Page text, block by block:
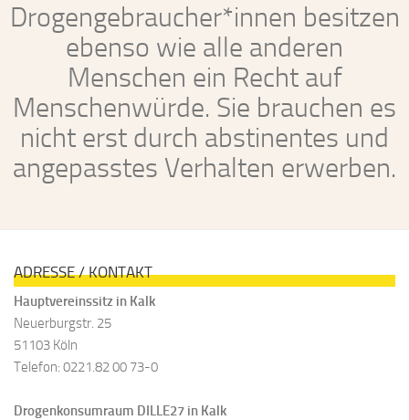
Drogengebraucher*innen besitzen
ebenso wie alle anderen
Menschen ein Recht auf
Menschenwürde. Sie brauchen es
nicht erst durch abstinentes und
angepasstes Verhalten erwerben.
ADRESSE / KONTAKT
Hauptvereinssitz in Kalk
Neuerburgstr. 25
51103 Köln
Telefon: 0221.82 00 73-0
Drogenkonsumraum DILLE27 in Kalk